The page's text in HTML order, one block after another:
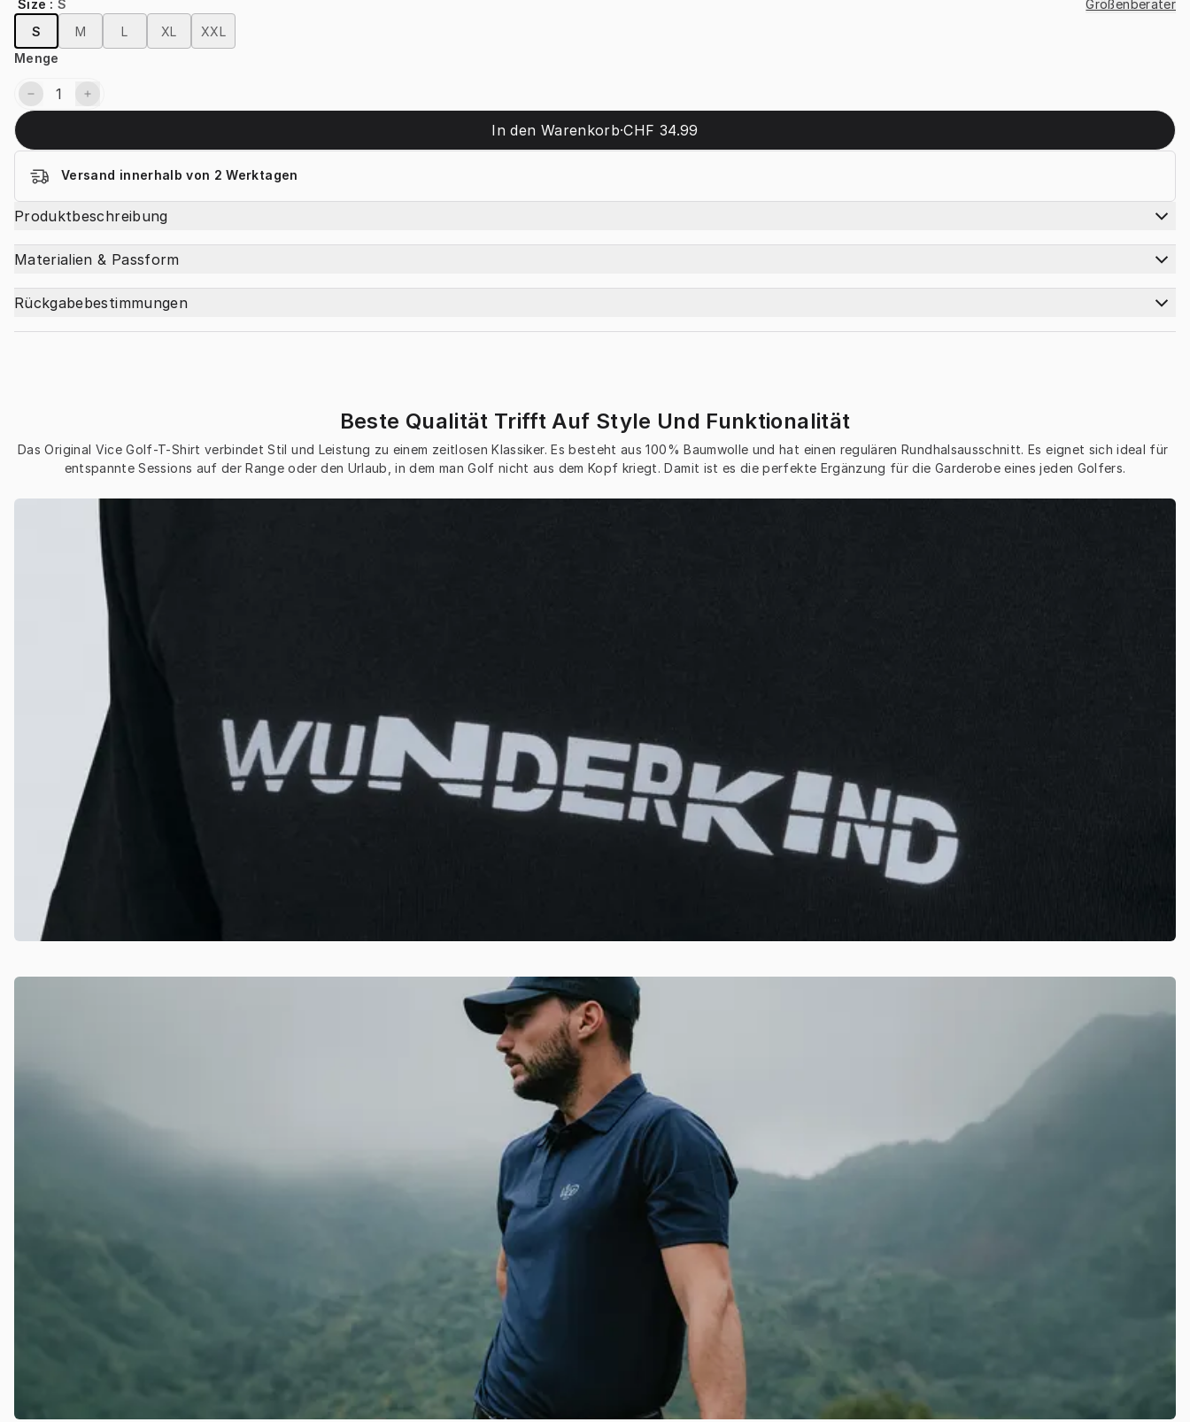
Size :S
Größenberater
S
M L XL
XXL
Menge
In den Warenkorb·CHF 34.99
Versand innerhalb von 2 Werktagen
Produktbeschreibung
Materialien & Passform
Rückgabebestimmungen
Beste Qualität Trifft Auf Style Und Funktionalität
Das Original Vice Golf-T-Shirt verbindet Stil und Leistung zu einem zeitlosen Klassiker. Es besteht aus 100% Baumwolle und hat einen regulären Rundhalsausschnitt. Es eignet sich ideal für
entspannte Sessions auf der Range oder den Urlaub, in dem man Golf nicht aus dem Kopf kriegt. Damit ist es die perfekte Ergänzung für die Garderobe eines jeden Golfers.